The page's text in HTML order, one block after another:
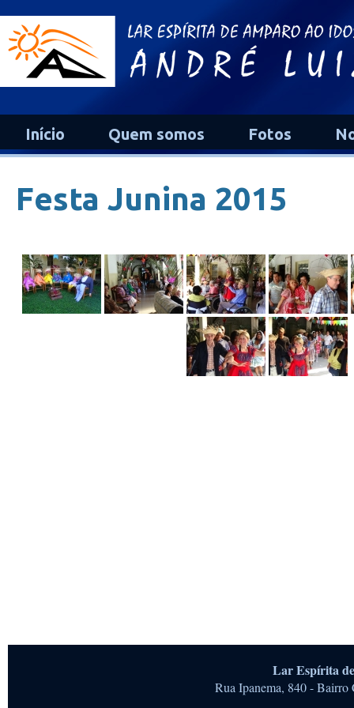
Início Quem somos Fotos
Festa Junina 2015
Lar Espírita
Rua Ipanema, 840 -